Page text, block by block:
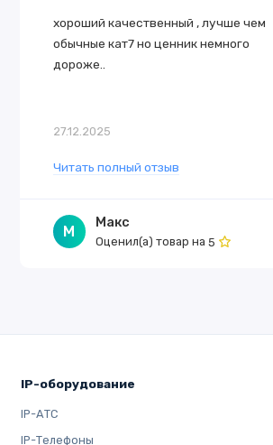
хороший качественный , лучше чем
обычные кат7 но ценник немного
дороже..
27.12.2025
Читать полный отзыв
М
Макс
Оценил(а) товар на5
IP-оборудование
IP-АТС
IP-Телефоны